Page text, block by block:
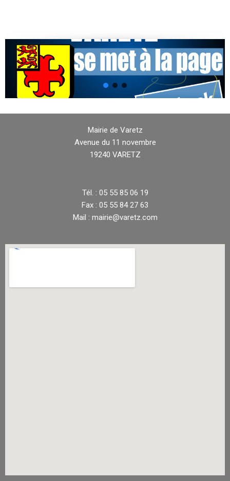
Mairie de Varetz
Avenue du 11 novembre
19240 VARETZ
Tél. : 05 55 85 06 19
Fax : 05 55 84 27 63
Mail : mairie@varetz.com